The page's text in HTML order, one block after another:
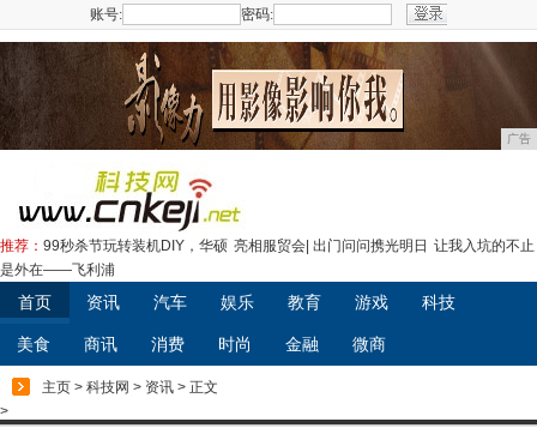
账号: 密码:
广告
推荐： 99秒杀节玩转装机DIY，华硕 亮相服贸会| 出门问问携光明日 让我入坑的不止
是外在——飞利浦
首页 资讯 汽车 娱乐 教育 游戏 科技
美食 商讯 消费 时尚 金融 微商
主页 > 科技网 > 资讯 > 正文
>